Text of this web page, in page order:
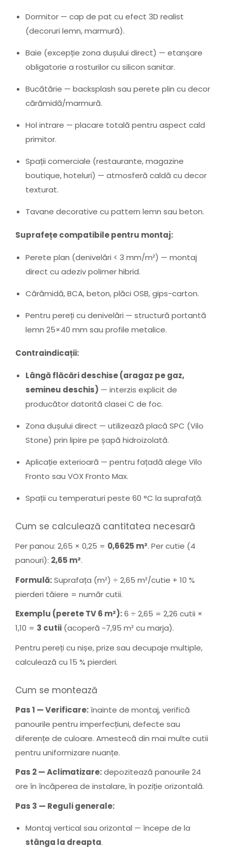
Dormitor — cap de pat cu efect 3D realist
(decoruri lemn, marmură).
Baie (excepție zona dușului direct) — etanșare
obligatorie a rosturilor cu silicon sanitar.
Bucătărie — backsplash sau perete plin cu decor
cărămidă/marmură.
Hol intrare — placare totală pentru aspect cald
primitor.
Spații comerciale (restaurante, magazine
boutique, hoteluri) — atmosferă caldă cu decor
texturat.
Tavane decorative cu pattern lemn sau beton.
Suprafețe compatibile pentru montaj:
Perete plan (denivelări < 3 mm/m²) — montaj
direct cu adeziv polimer hibrid.
Cărămidă, BCA, beton, plăci OSB, gips-carton.
Pentru pereți cu denivelări — structură portantă
lemn 25×40 mm sau profile metalice.
Contraindicații:
Lângă flăcări deschise (aragaz pe gaz,
semineu deschis) — interzis explicit de
producător datorită clasei C de foc.
Zona dușului direct — utilizează placă SPC (Vilo
Stone) prin lipire pe șapă hidroizolată.
Aplicație exterioară — pentru fațadă alege Vilo
Fronto sau VOX Fronto Max.
Spații cu temperaturi peste 60 °C la suprafață.
Cum se calculează cantitatea necesară
Per panou: 2,65 × 0,25 = 0,6625 m². Per cutie (4
panouri): 2,65 m².
Formulă:Suprafața (m²) ÷ 2,65 m²/cutie + 10 %
pierderi tăiere = număr cutii.
Exemplu (perete TV 6 m²):6 ÷ 2,65 = 2,26 cutii ×
1,10 = 3 cutii (acoperă ~7,95 m² cu marja).
Pentru pereți cu nișe, prize sau decupaje multiple,
calculează cu 15 % pierderi.
Cum se montează
Pas 1 — Verificare:înainte de montaj, verifică
panourile pentru imperfecțiuni, defecte sau
diferențe de culoare. Amestecă din mai multe cutii
pentru uniformizare nuanțe.
Pas 2 — Aclimatizare:depozitează panourile 24
ore în încăperea de instalare, în poziție orizontală.
Pas 3 — Reguli generale:
Montaj vertical sau orizontal — începe de la
stânga la dreapta.